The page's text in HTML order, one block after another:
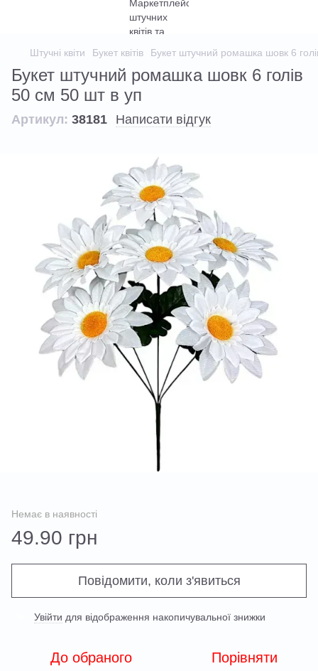
Штучні квіти Букет квітів Букет штучний ромашка шовк 6
Букет штучний ромашка шовк 6 голів
50 см 50 шт в уп
Артикул: 38181 Написати відгук
Немає в наявності
49.90 грн
Повідомити, коли з'явиться
Увійти для відображення накопичувальної знижки
До обраного Порівняти